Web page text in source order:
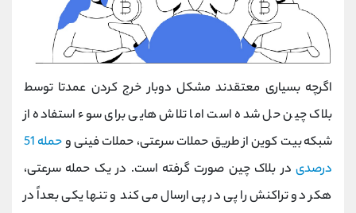
اگرچه بسیاری معتقدند مشکل دوبار خرج کردن عمدتا توسط
بلاک چین حل شده است اما تلاش هایی برای سوء استفاده از
شبکهبیت کوین از طریق حملات سرعتی، حملات فینی و
حمله 51
درصدی در بلاک چین صورت گرفته است. در یک حمله سرعتی،
هکر دو تراکنش را پی در پی ارسال می کند و تنها یکی بعداً در